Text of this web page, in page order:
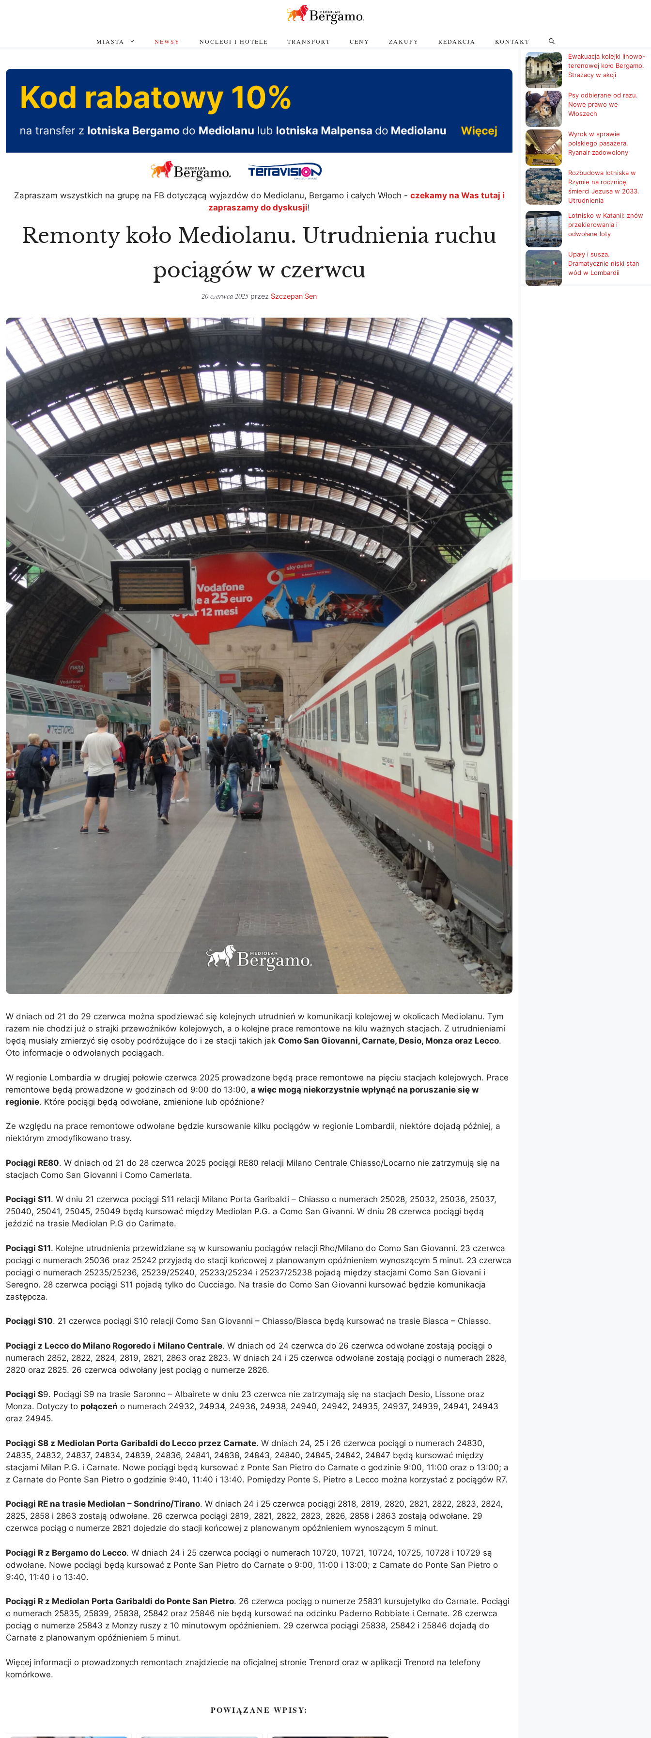
MIASTA NEWSY NOCLEGI I HOTELE TRANSPORT CENY ZAKUPY REDAKCJA KONTAKT
Zapraszam wszystkich na grupę na FB dotyczącą wyjazdów do Mediolanu, Bergamo i całych Włoch - czekamy na Was tutaj i
zapraszamy do dyskusji!
Remonty koło Mediolanu. Utrudnienia ruchu
pociągów w czerwcu
20 czerwca 2025 przez Szczepan Sen
W dniach od 21 do 29 czerwca można spodziewać się kolejnych utrudnień w komunikacji kolejowej w okolicach Mediolanu. Tym
razem nie chodzi już o strajki przewoźników kolejowych, a o kolejne prace remontowe na kilu ważnych stacjach. Z utrudnieniami
będą musiały zmierzyć się osoby podróżujące do i ze stacji takich jak Como San Giovanni, Carnate, Desio, Monza oraz Lecco.
Oto informacje o odwołanych pociągach.
W regionie Lombardia w drugiej połowie czerwca 2025 prowadzone będą prace remontowe na pięciu stacjach kolejowych. Prace
remontowe będą prowadzone w godzinach od 9:00 do 13:00, a więc mogą niekorzystnie wpłynąć na poruszanie się w
regionie. Które pociągi będą odwołane, zmienione lub opóźnione?
Ze względu na prace remontowe odwołane będzie kursowanie kilku pociągów w regionie Lombardii, niektóre dojadą później, a
niektórym zmodyfikowano trasy.
Pociągi RE80. W dniach od 21 do 28 czerwca 2025 pociągi RE80 relacji Milano Centrale Chiasso/Locarno nie zatrzymują się na
stacjach Como San Giovanni i Como Camerlata.
Pociągi S11. W dniu 21 czerwca pociągi S11 relacji Milano Porta Garibaldi – Chiasso o numerach 25028, 25032, 25036, 25037,
25040, 25041, 25045, 25049 będą kursować między Mediolan P.G. a Como San Givanni. W dniu 28 czerwca pociągi będą
jeździć na trasie Mediolan P.G do Carimate.
Pociągi S11. Kolejne utrudnienia przewidziane są w kursowaniu pociągów relacji Rho/Milano do Como San Giovanni. 23 czerwca
pociągi o numerach 25036 oraz 25242 przyjadą do stacji końcowej z planowanym opóźnieniem wynoszącym 5 minut. 23 czerwca
pociągi o numerach 25235/25236, 25239/25240, 25233/25234 i 25237/25238 pojadą między stacjami Como San Giovani i
Seregno. 28 czerwca pociągi S11 pojadą tylko do Cucciago. Na trasie do Como San Giovanni kursować będzie komunikacja
zastępcza.
Pociągi S10. 21 czerwca pociągi S10 relacji Como San Giovanni – Chiasso/Biasca będą kursować na trasie Biasca – Chiasso.
Pociągi z Lecco do Milano Rogoredo i Milano Centrale. W dniach od 24 czerwca do 26 czerwca odwołane zostają pociągi o
numerach 2852, 2822, 2824, 2819, 2821, 2863 oraz 2823. W dniach 24 i 25 czerwca odwołane zostają pociągi o numerach 2828,
2820 oraz 2825. 26 czerwca odwołany jest pociąg o numerze 2826.
Pociągi S9. Pociągi S9 na trasie Saronno – Albairete w dniu 23 czerwca nie zatrzymają się na stacjach Desio, Lissone oraz
Monza. Dotyczy to połączeń o numerach 24932, 24934, 24936, 24938, 24940, 24942, 24935, 24937, 24939, 24941, 24943
oraz 24945.
Pociągi S8 z Mediolan Porta Garibaldi do Lecco przez Carnate. W dniach 24, 25 i 26 czerwca pociągi o numerach 24830,
24835, 24832, 24837, 24834, 24839, 24836, 24841, 24838, 24843, 24840, 24845, 24842, 24847 będą kursować między
stacjami Milan P.G. i Carnate. Nowe pociągi będą kursować z Ponte San Pietro do Carnate o godzinie 9:00, 11:00 oraz o 13:00; a
z Carnate do Ponte San Pietro o godzinie 9:40, 11:40 i 13:40. Pomiędzy Ponte S. Pietro a Lecco można korzystać z pociągów R7.
Pociągi RE na trasie Mediolan – Sondrino/Tirano. W dniach 24 i 25 czerwca pociągi 2818, 2819, 2820, 2821, 2822, 2823, 2824,
2825, 2858 i 2863 zostają odwołane. 26 czerwca pociągi 2819, 2821, 2822, 2823, 2826, 2858 i 2863 zostają odwołane. 29
czerwca pociąg o numerze 2821 dojedzie do stacji końcowej z planowanym opóźnieniem wynoszącym 5 minut.
Pociągi R z Bergamo do Lecco. W dniach 24 i 25 czerwca pociągi o numerach 10720, 10721, 10724, 10725, 10728 i 10729 są
odwołane. Nowe pociągi będą kursować z Ponte San Pietro do Carnate o 9:00, 11:00 i 13:00; z Carnate do Ponte San Pietro o
9:40, 11:40 i o 13:40.
Pociągi R z Mediolan Porta Garibaldi do Ponte San Pietro. 26 czerwca pociąg o numerze 25831 kursujetylko do Carnate. Pociągi
o numerach 25835, 25839, 25838, 25842 oraz 25846 nie będą kursować na odcinku Paderno Robbiate i Cernate. 26 czerwca
pociąg o numerze 25843 z Monzy ruszy z 10 minutowym opóźnieniem. 29 czerwca pociągi 25838, 25842 i 25846 dojadą do
Carnate z planowanym opóźnieniem 5 minut.
Więcej informacji o prowadzonych remontach znajdziecie na oficjalnej stronie Trenord oraz w aplikacji Trenord na telefony
komórkowe.
POWIĄZANE WPISY:
Ewakuacja kolejki linowo-
terenowej koło Bergamo.
Strażacy w akcji
Psy odbierane od razu.
Nowe prawo we
Włoszech
Wyrok w sprawie
polskiego pasażera.
Ryanair zadowolony
Rozbudowa lotniska w
Rzymie na rocznicę
śmierci Jezusa w 2033.
Utrudnienia
Lotnisko w Katanii: znów
przekierowania i
odwołane loty
Upały i susza.
Dramatycznie niski stan
wód w Lombardii